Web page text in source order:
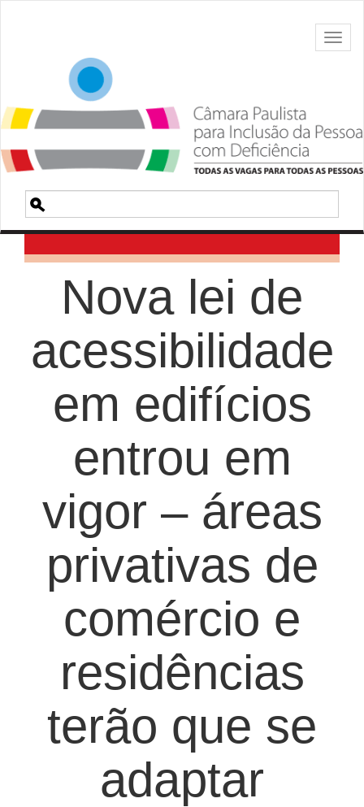
Pesquisa
Nova lei de
acessibilidade
em edifícios
entrou em
vigor – áreas
privativas de
comércio e
residências
terão que se
adaptar